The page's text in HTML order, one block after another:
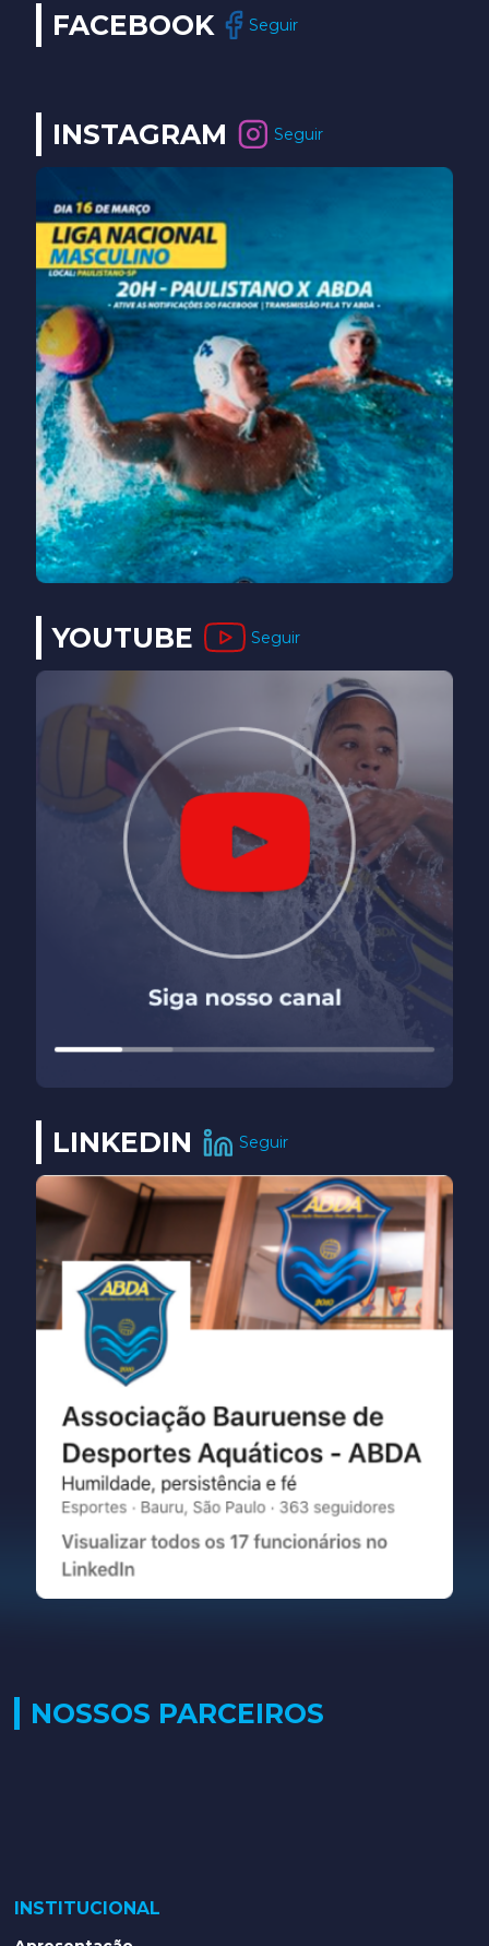
FACEBOOK Seguir
INSTAGRAM Seguir
YOUTUBE Seguir
LINKEDIN Seguir
NOSSOS PARCEIROS
INSTITUCIONAL